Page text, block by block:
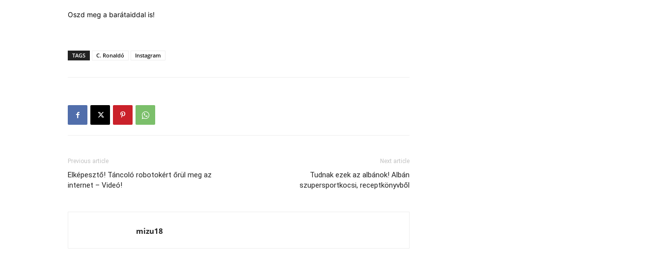
Oszd meg a barátaiddal is!
TAGS C. Ronaldó Instagram
Previous article
Elképesztő! Táncoló robotokért őrül meg az
internet – Videó!
Next article
Tudnak ezek az albánok! Albán
szupersportkocsi, receptkönyvből
mizu18